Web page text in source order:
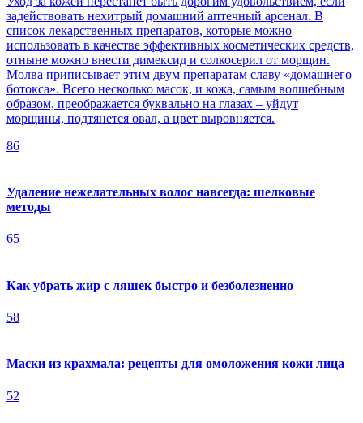
задействовать нехитрый домашний аптечный арсенал. В
список лекарственных препаратов, которые можно
использовать в качестве эффективных косметических средств,
отныне можно внести димексид и солкосерил от морщин.
Молва приписывает этим двум препаратам славу «домашнего
ботокса». Всего несколько масок, и кожа, самым волшебным
образом, преображается буквально на глазах – уйдут
морщины, подтянется овал, а цвет выровняется.
86
Удаление нежелательных волос навсегда: шелковые
методы
65
Как убрать жир с ляшек быстро и безболезненно
58
Маски из крахмала: рецепты для омоложения кожи лица
52